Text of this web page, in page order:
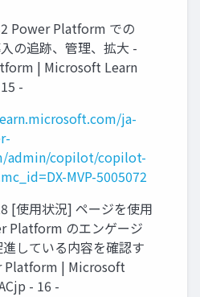
Power Platform での
の追跡、管理、拡大 -
| Microsoft Learn
-
ja-
admin/copilot/copilot-
MVP-5005072
[使用状況] ページを使用
Platform のエンゲージ
している内容を確認す
Platform | Microsoft
- 16 -